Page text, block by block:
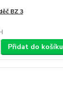
BZ 3
Přidat do košíku